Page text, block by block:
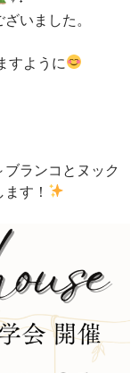
いました。
すように
ランコとヌック
す！